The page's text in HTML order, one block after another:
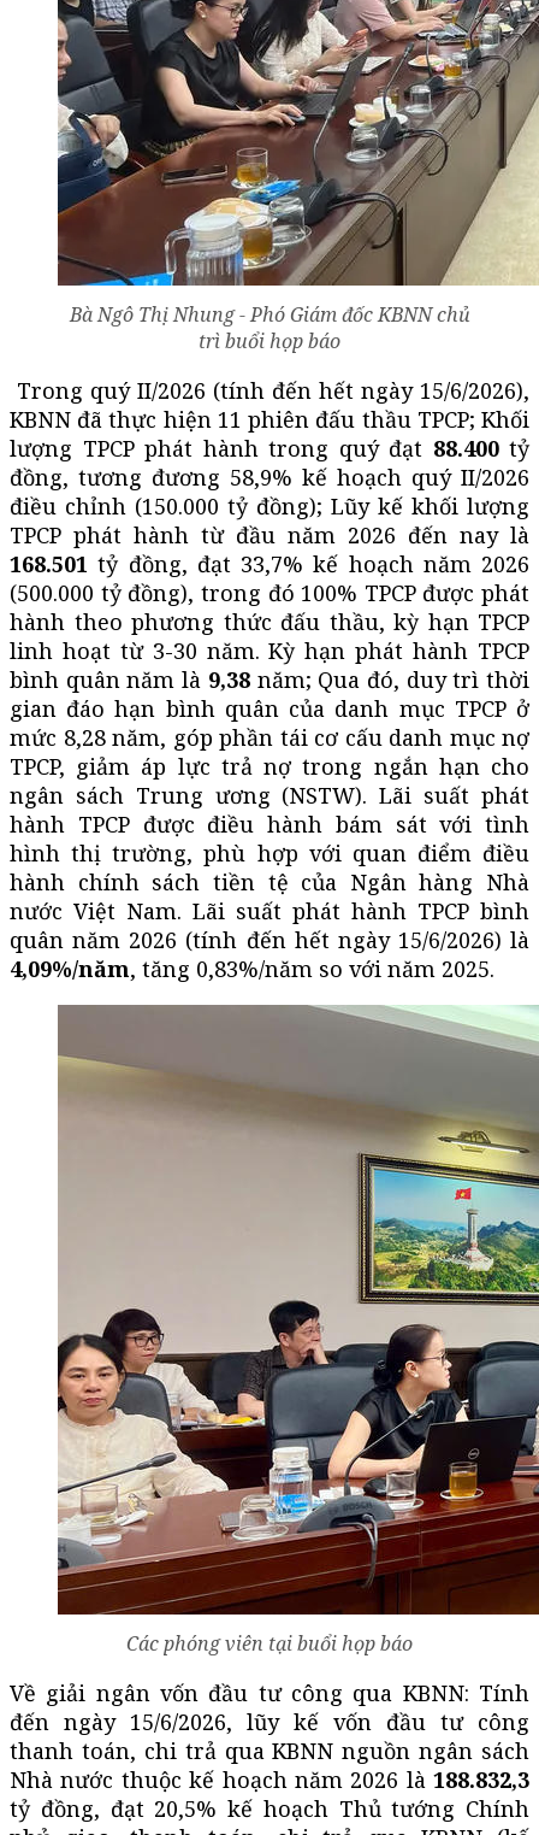
Bà Ngô Thị Nhung - Phó Giám đốc KBNN chủ
trì buổi họp báo
Trong quý II/2026 (tính đến hết ngày 15/6/2026),
KBNN đã thực hiện 11 phiên đấu thầu TPCP; Khối
lượng TPCP phát hành trong quý đạt 88.400 tỷ
đồng, tương đương 58,9% kế hoạch quý II/2026
điều chỉnh (150.000 tỷ đồng); Lũy kế khối lượng
TPCP phát hành từ đầu năm 2026 đến nay là
168.501 tỷ đồng, đạt 33,7% kế hoạch năm 2026
(500.000 tỷ đồng), trong đó 100% TPCP được phát
hành theo phương thức đấu thầu, kỳ hạn TPCP
linh hoạt từ 3-30 năm. Kỳ hạn phát hành TPCP
bình quân năm là 9,38 năm; Qua đó, duy trì thời
gian đáo hạn bình quân của danh mục TPCP ở
mức 8,28 năm, góp phần tái cơ cấu danh mục nợ
TPCP, giảm áp lực trả nợ trong ngắn hạn cho
ngân sách Trung ương (NSTW). Lãi suất phát
hành TPCP được điều hành bám sát với tình
hình thị trường, phù hợp với quan điểm điều
hành chính sách tiền tệ của Ngân hàng Nhà
nước Việt Nam. Lãi suất phát hành TPCP bình
quân năm 2026 (tính đến hết ngày 15/6/2026) là
4,09%/năm, tăng 0,83%/năm so với năm 2025.
Các phóng viên tại buổi họp báo
Về giải ngân vốn đầu tư công qua KBNN: Tính
đến ngày 15/6/2026, lũy kế vốn đầu tư công
thanh toán, chi trả qua KBNN nguồn ngân sách
Nhà nước thuộc kế hoạch năm 2026 là 188.832,3
tỷ đồng, đạt 20,5% kế hoạch Thủ tướng Chính